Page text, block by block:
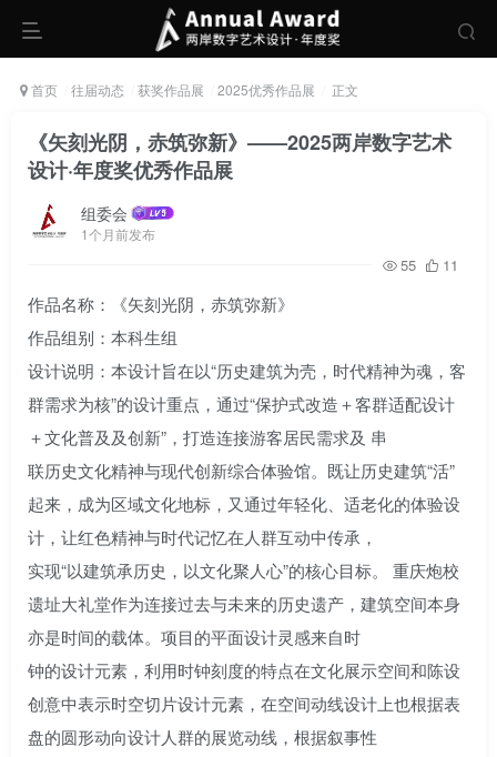
首页 往届动态 获奖作品展 2025优秀作品展 正文
《矢刻光阴，赤筑弥新》——2025两岸数字艺术
设计·年度奖优秀作品展
组委会
1个月前发布
55 11
作品名称：《矢刻光阴，赤筑弥新》
作品组别：本科生组
设计说明：本设计旨在以“历史建筑为壳，时代精神为魂，客
群需求为核”的设计重点，通过“保护式改造＋客群适配设计
＋文化普及及创新”，打造连接游客居民需求及 串
联历史文化精神与现代创新综合体验馆。既让历史建筑“活”
起来，成为区域文化地标，又通过年轻化、适老化的体验设
计，让红色精神与时代记忆在人群互动中传承，
实现“以建筑承历史，以文化聚人心”的核心目标。 重庆炮校
遗址大礼堂作为连接过去与未来的历史遗产，建筑空间本身
亦是时间的载体。项目的平面设计灵感来自时
钟的设计元素，利用时钟刻度的特点在文化展示空间和陈设
创意中表示时空切片设计元素，在空间动线设计上也根据表
盘的圆形动向设计人群的展览动线，根据叙事性